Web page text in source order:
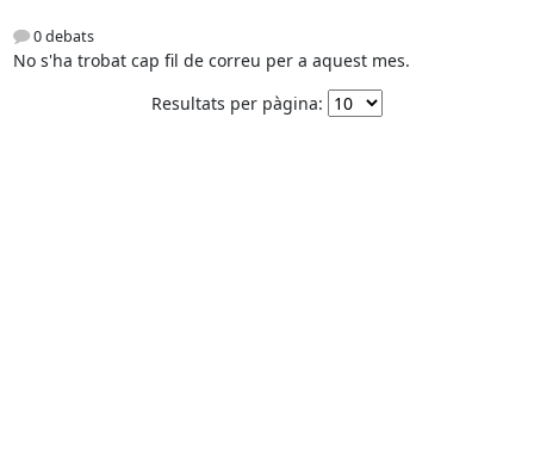
0 debats
No s'ha trobat cap fil de correu per a aquest mes.
Resultats per pàgina: